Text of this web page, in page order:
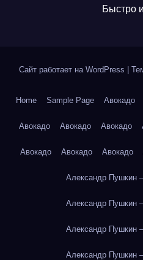
Быстро
Сайт работает на WordPress
Home Sample Page Авокадо
Авокадо Авокадо Авокадо
Авокадо Авокадо Авокадо
Александр Пушкин
Александр Пушкин
Александр Пушкин
Александр Пушкин